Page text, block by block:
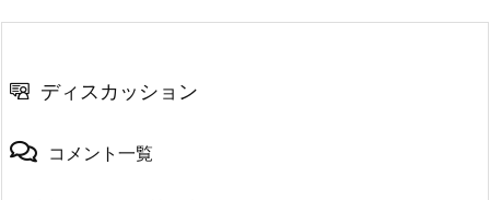
ディスカッション
コメント一覧